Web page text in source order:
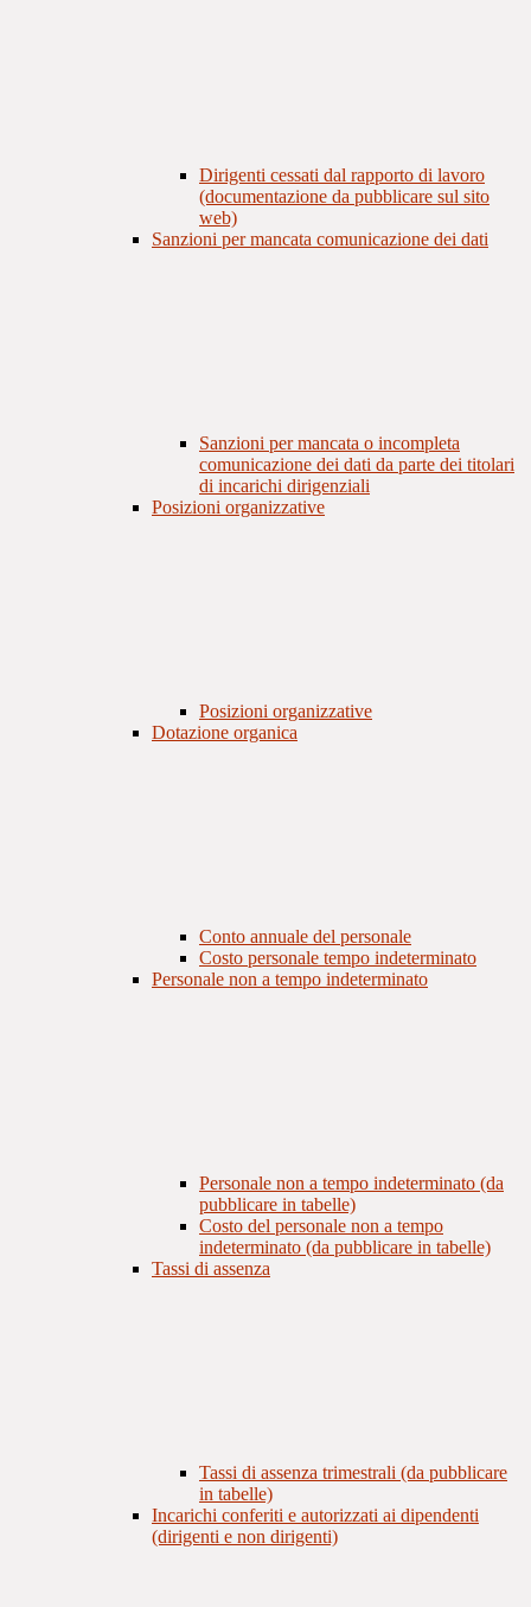
Dirigenti cessati dal rapporto di lavoro
(documentazione da pubblicare sul sito
web)
Sanzioni per mancata comunicazione dei dati
Sanzioni per mancata o incompleta
comunicazione dei dati da parte dei titolari
di incarichi dirigenziali
Posizioni organizzative
Posizioni organizzative
Dotazione organica
Conto annuale del personale
Costo personale tempo indeterminato
Personale non a tempo indeterminato
Personale non a tempo indeterminato (da
pubblicare in tabelle)
Costo del personale non a tempo
indeterminato (da pubblicare in tabelle)
Tassi di assenza
Tassi di assenza trimestrali (da pubblicare
in tabelle)
Incarichi conferiti e autorizzati ai dipendenti
(dirigenti e non dirigenti)